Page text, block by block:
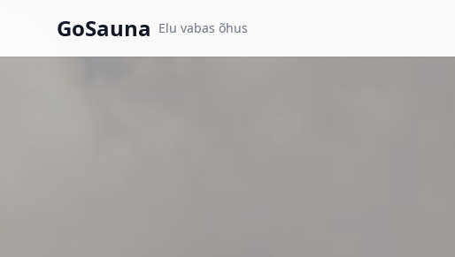
GoSauna Elu vabas õhus